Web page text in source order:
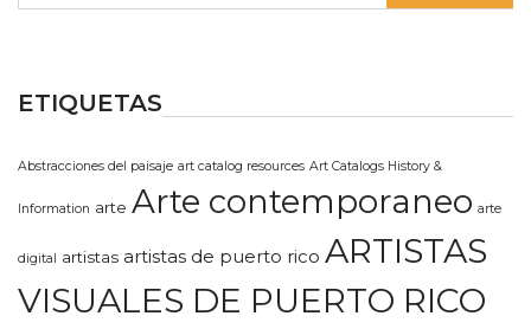
ETIQUETAS
Abstracciones del paisaje art catalog resources Art Catalogs History &
Information arte Arte contemporaneo arte
digital artistas artistas de puerto rico ARTISTAS
VISUALES DE PUERTO RICO